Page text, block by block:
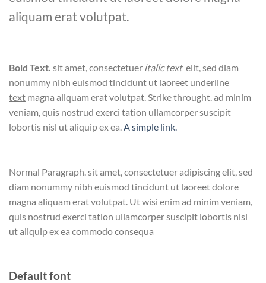
aliquam erat volutpat.
Bold Text. sit amet, consectetuer italic text elit, sed diam
nonummy nibh euismod tincidunt ut laoreet underline
text magna aliquam erat volutpat.Strike throught. ad minim
veniam, quis nostrud exerci tation ullamcorper suscipit
lobortis nisl ut aliquip ex ea.A simple link.
Normal Paragraph. sit amet, consectetuer adipiscing elit, sed
diam nonummy nibh euismod tincidunt ut laoreet dolore
magna aliquam erat volutpat. Ut wisi enim ad minim veniam,
quis nostrud exerci tation ullamcorper suscipit lobortis nisl
ut aliquip ex ea commodo consequa
Default font